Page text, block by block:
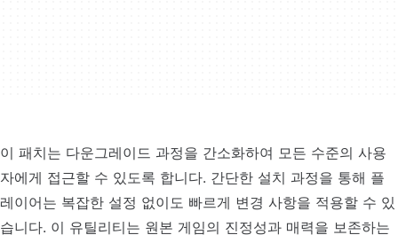
이 패치는 다운그레이드 과정을 간소화하여 모든 수준의 사용
자에게 접근할 수 있도록 합니다. 간단한 설치 과정을 통해 플
레이어는 복잡한 설정 없이도 빠르게 변경 사항을 적용할 수 있
습니다. 이 유틸리티는 원본 게임의 진정성과 매력을 보존하는